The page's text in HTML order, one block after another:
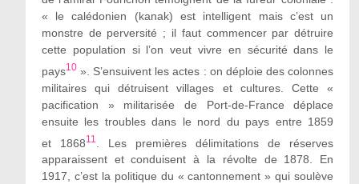
« le calédonien (kanak) est intelligent mais c’est un
monstre de perversité ; il faut commencer par détruire
cette population si l’on veut vivre en sécurité dans le
pays10». S’ensuivent les actes : on déploie des colonnes
militaires qui détruisent villages et cultures. Cette «
pacification » militarisée de Port-de-France déplace
ensuite les troubles dans le nord du pays entre 1859
et 186811
. Les premières délimitations de réserves
apparaissent et conduisent à la révolte de 1878. En
1917, c’est la politique du « cantonnement » qui soulève